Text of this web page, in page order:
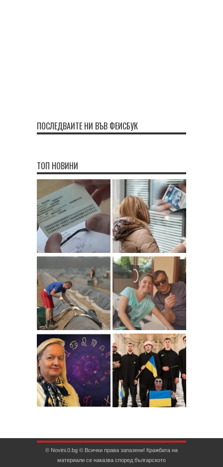
ПОСЛЕДВАЙТЕ НИ ВЪВ ФЕЙСБУК
ТОП НОВИНИ
© Novini.0.bg © Всички права запазени! Кражбата на
материали се наказва според българското